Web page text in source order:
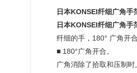
日本KONSEI纤细广角手
日本KONSEI纤细广角手
纤细的手，180° 广角开
■ 180°广角开合。
广角消除了拾取和压制